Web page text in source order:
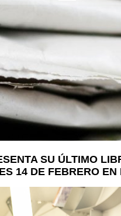
SU ÚLTIMO
14 DE FEBRERO EN